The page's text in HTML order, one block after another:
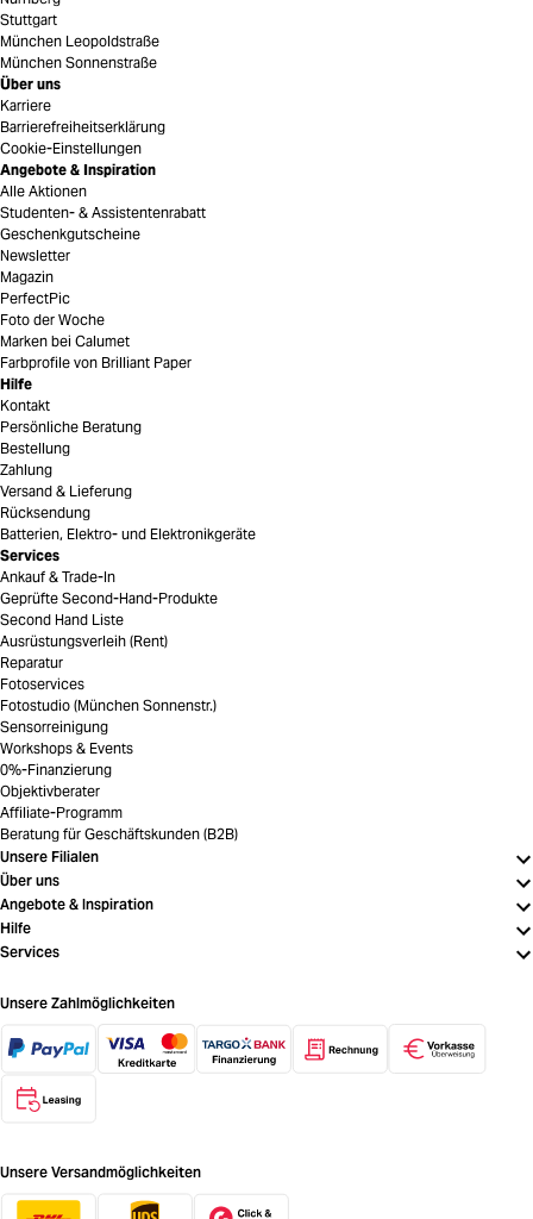
Stuttgart
München Leopoldstraße
München Sonnenstraße
Über uns
Karriere
Barrierefreiheitserklärung
Cookie-Einstellungen
Angebote & Inspiration
Alle Aktionen
Studenten- & Assistentenrabatt
Geschenkgutscheine
Newsletter
Magazin
PerfectPic
Foto der Woche
Marken bei Calumet
Farbprofile von Brilliant Paper
Hilfe
Kontakt
Persönliche Beratung
Bestellung
Zahlung
Versand & Lieferung
Rücksendung
Batterien, Elektro- und Elektronikgeräte
Services
Ankauf & Trade-In
Geprüfte Second-Hand-Produkte
Second Hand Liste
Ausrüstungsverleih (Rent)
Reparatur
Fotoservices
Fotostudio (München Sonnenstr.)
Sensorreinigung
Workshops & Events
0%-Finanzierung
Objektivberater
Affiliate-Programm
Beratung für Geschäftskunden (B2B)
Unsere Filialen
Über uns
Angebote & Inspiration
Hilfe
Services
Unsere Zahlmöglichkeiten
Unsere Versandmöglichkeiten